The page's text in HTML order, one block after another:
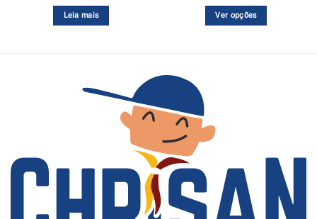
Leia mais Ver opções
escolhidas
na
página
do